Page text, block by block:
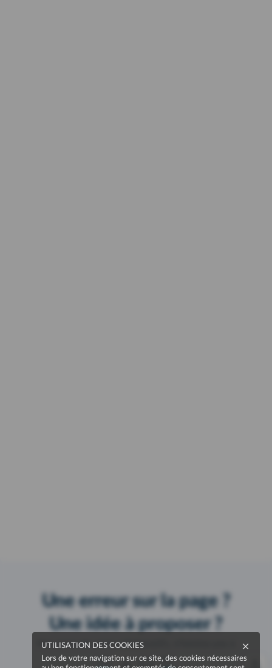
Une erreur sur la page ?
Une idée à proposer ?
Nos manuels sont collaboratifs, n'hésitez pas à
nous en faire part.
UTILISATION DES COOKIES
Lors de votre navigation sur ce site, des cookies nécessaires